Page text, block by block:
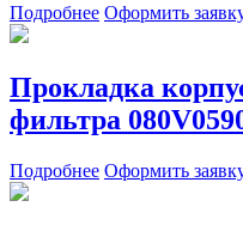
Подробнее Оформить
Прокладка
фильтра
Подробнее Оформить